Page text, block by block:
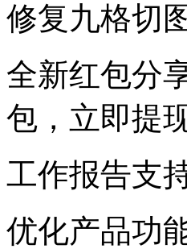
修复九格切
全新红包分
包，立即提
工作报告支
优化产品功